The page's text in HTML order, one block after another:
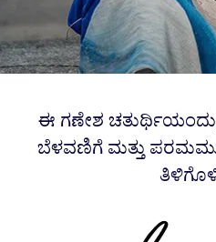
ಈ ಗಣೇಶ
ಬೆಳವಣಿಗೆ ಮತ್ತು